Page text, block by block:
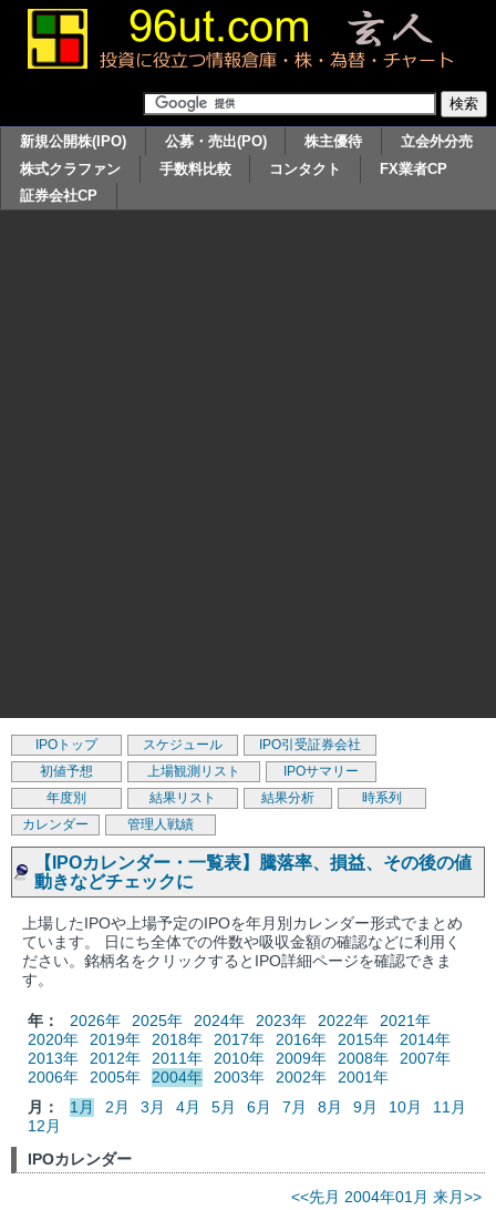
新規公開株(IPO) 公募・売出(PO) 株主優待
立会外分売
株式クラファン
手数料比較 コンタクト
FX業者CP
証券会社CP
IPOトップ スケジュール
IPO引受証券会社
初値予想
上場観測リスト
IPOサマリー
年度別
結果リスト 結果分析
時系列
カレンダー
管理人戦績
【IPOカレンダー・一覧表】騰落率、損益、その後の値
動きなどチェックに
上場したIPOや上場予定のIPOを年月別カレンダー形式でまとめ
ています。 日にち全体での件数や吸収金額の確認などに利用く
ださい。銘柄名をクリックするとIPO詳細ページを確認できま
す。
年： 2026年 2025年 2024年 2023年 2022年
2021年
2020年
2019年 2018年 2017年 2016年 2015年
2014年
2013年
2012年 2011年 2010年 2009年 2008年
2007年
2006年
2005年 2004年 2003年 2002年
2001年
月：
1月 2月 3月 4月 5月 6月 7月 8月 9月 10月
11月
12月
IPOカレンダー
<<先月 2004年01月 来月>>